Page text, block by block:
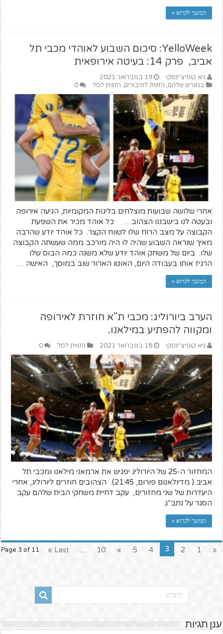
המשך לקרוא »
YelloWeek: סיכום השבוע לאוהדי מכבי תל
אביב, פרק 14: בעיטה אירופאית
גיא קופיצ'ינסקי
19 בפברואר 2021
במגרש שלהם, הזווית לחיבורים, הזווית לסל 0
אחרי שלושה שבועות מוצלחים בליגות המקומיות, הגיעה אירופה
ובעטה לנו בישבננו הצהוב… כל אוהד מכיר את השפעת
הקבוצה על מצב הרוח שלו לטווח הקצר. כל אוהד יודע שהרבה
מאיך שנראה השבוע שהיה לו היה מורכב ממה שעשתה הקבוצה
שלו. ביום של משחק אוהד יודע שלא משנה כמה הבוס שלו
הרגיז אותו בעבודה היום, האוטו הארור שוב במוסך, האישה …
המשך לקרוא »
הערב ביורוליג: מכבי ת"א חוזרת לאירופה
ומקווה להפתיע במילאנו.
גיא קופיצ'ינסקי 18 בפברואר 2021 הזווית לסל 0
המחזור ה-25 של היורוליג יפגיש את ארמאני מילאנו ומכבי תל
אביב ( מדיולאנום פורום, 21:45). הצהובים חוזרים ליורוליג, אחרי
היעדרות של שני מחזורים, עקב דחיית משחקי הבית שלהם עקב
הסגר על נתב"ג.
המשך לקרוא »
Page 3 of 11 «
1
2
3
4
5
»
10
...
Last »
ענן תגיות